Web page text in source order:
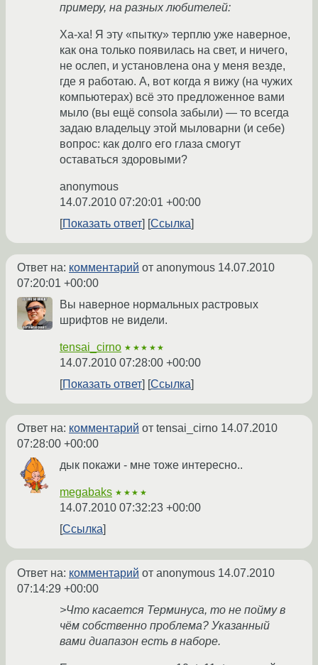
примеру, на разных любителей:
Ха-ха! Я эту «пытку» терплю уже наверное,
как она только появилась на свет, и ничего,
не ослеп, и установлена она у меня везде,
где я работаю. А, вот когда я вижу (на чужих
компьютерах) всё это предложенное вами
мыло (вы ещё consola забыли) — то всегда
задаю владельцу этой мыловарни (и себе)
вопрос: как долго его глаза смогут
оставаться здоровыми?
anonymous
14.07.2010 07:20:01 +00:00
Показать ответ
Ссылка
Ответ на: комментарий от anonymous 14.07.2010
07:20:01 +00:00
Вы наверное нормальных растровых
шрифтов не видели.
tensai_cirno ★★★★★
14.07.2010 07:28:00 +00:00
Показать ответ
Ссылка
Ответ на: комментарий от tensai_cirno 14.07.2010
07:28:00 +00:00
дык покажи - мне тоже интересно..
megabaks ★★★★
14.07.2010 07:32:23 +00:00
Ссылка
Ответ на: комментарий от anonymous 14.07.2010
07:14:29 +00:00
>Что касается Терминуса, то не пойму в
чём собственно проблема? Указанный
вами диапазон есть в наборе.